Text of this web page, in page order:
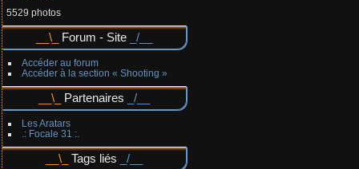
5529 photos
Forum - Site
Accéder au forum
Accéder à la section « Shooting »
Partenaires
Les Aratars
.: Focale 31 :.
Tags liés